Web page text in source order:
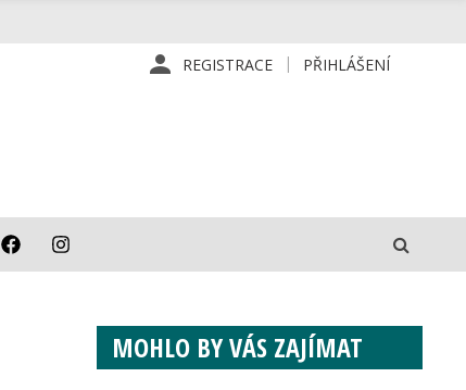
REGISTRACE PŘIHLÁŠENÍ
MOHLO BY VÁS ZAJÍMAT